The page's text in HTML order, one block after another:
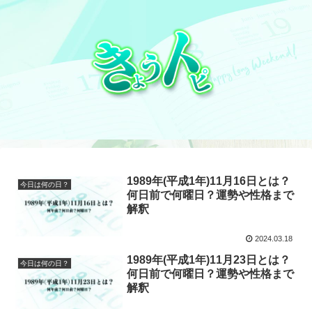
今日は何の日？
1989年(平成1年)11月16日とは？
何日前で何曜日？運勢や性格まで
解釈
2024.03.18
今日は何の日？
1989年(平成1年)11月23日とは？
何日前で何曜日？運勢や性格まで
解釈